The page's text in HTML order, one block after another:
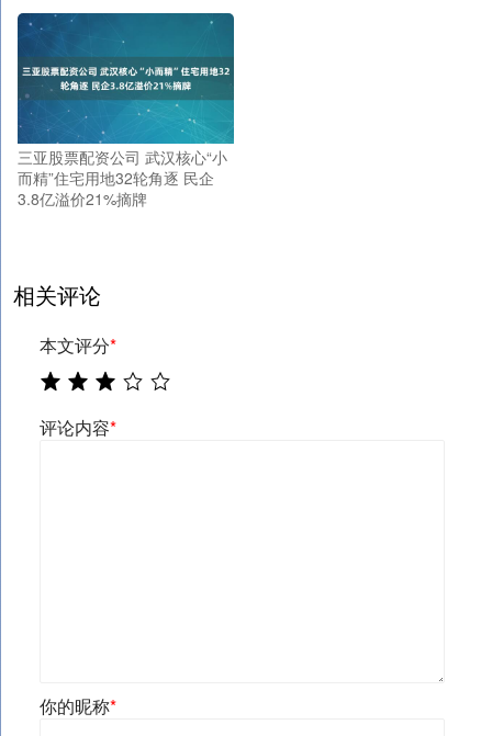
三亚股票配资公司 武汉核心“小
而精”住宅用地32轮角逐 民企
3.8亿溢价21%摘牌
相关评论
本文评分*
评论内容*
你的昵称*